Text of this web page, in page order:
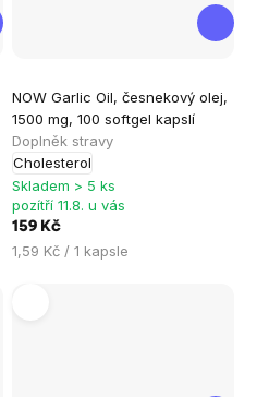
NOW Garlic Oil, česnekový olej,
1500 mg, 100 softgel kapslí
Doplněk stravy
Cholesterol
Skladem > 5 ks
pozítří 11.8. u vás
159 Kč
Měrná
1,59 Kč / 1 kapsle